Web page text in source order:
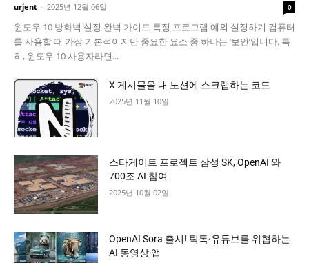
urjent - 2025년 12월 06일 0
윈도우 10 방화벽 설정 완벽 가이드 특정 프로그램 예외 설정하기 컴퓨터
를 사용할 때 가장 기본적이지만 중요한 요소 중 하나는 ‘보안’입니다. 특
히, 윈도우 10 사용자라면...
X 게시물을 내 노션에 스크랩하는 코드
2025년 11월 10일
스타게이트 프로젝트 삼성 SK, OpenAI 와
700조 AI 참여
2025년 10월 02일
OpenAI Sora 출시! 틱톡·유튜브를 위협하는
AI 동영상 앱